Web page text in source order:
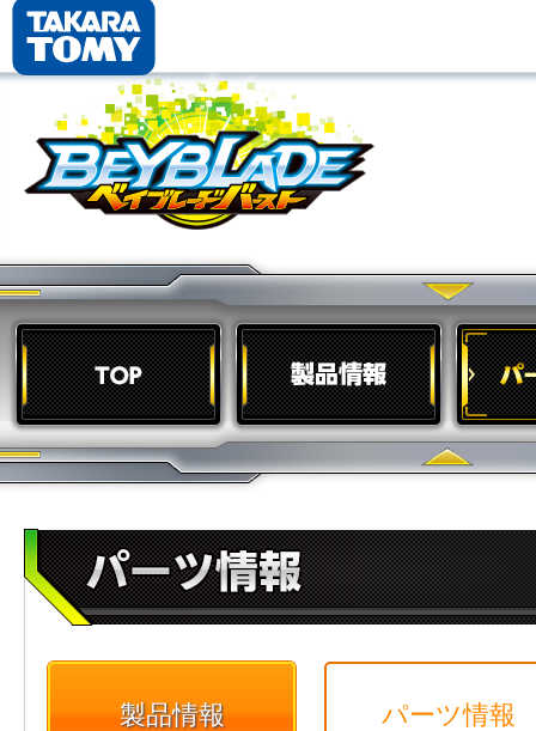
製品情報 パーツ情報